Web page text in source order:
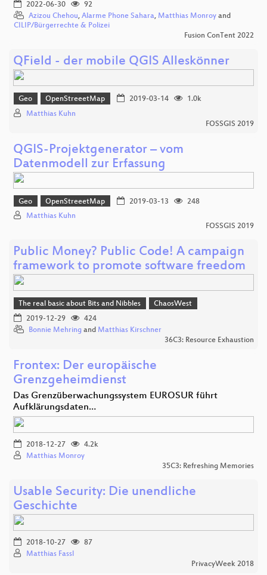
2022-06-30
92
Azizou Chehou, Alarme Phone Sahara, Matthias Monroy and
CILIP/Bürgerrechte & Polizei
Fusion ConTent 2022
QField - der mobile QGIS Alleskönner
Geo OpenStreeetMap 2019-03-14
1.0k
Matthias Kuhn
FOSSGIS 2019
QGIS-Projektgenerator – vom
Datenmodell zur Erfassung
Geo OpenStreeetMap 2019-03-13
248
Matthias Kuhn
FOSSGIS 2019
Public Money? Public Code! A campaign
framework to promote software freedom
The real basic about Bits and Nibbles
ChaosWest
2019-12-29
424
Bonnie Mehring and Matthias Kirschner
36C3: Resource Exhaustion
Frontex: Der europäische
Grenzgeheimdienst
Das Grenzüberwachungssystem EUROSUR führt
Aufklärungsdaten…
2018-12-27
4.2k
Matthias Monroy
35C3: Refreshing Memories
Usable Security: Die unendliche
Geschichte
2018-10-27
87
Matthias Fassl
PrivacyWeek 2018